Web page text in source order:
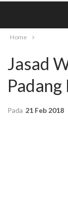
Home
Jasad
Pada 21 Feb 2018